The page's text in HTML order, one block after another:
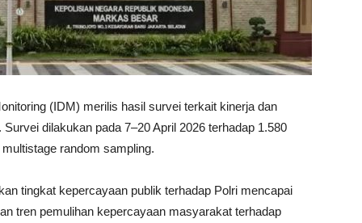
(IDM) merilis hasil survei terkait kinerja dan
dilakukan pada 7–20 April 2026 terhadap 1.580
random sampling.
tingkat kepercayaan publik terhadap Polri mencapai
tren pemulihan kepercayaan masyarakat terhadap